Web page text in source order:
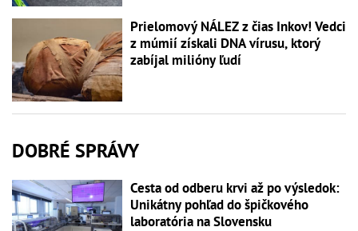
Prielomový NÁLEZ z čias Inkov! Vedci
z múmií získali DNA vírusu, ktorý
zabíjal milióny ľudí
DOBRÉ SPRÁVY
Cesta od odberu krvi až po výsledok:
Unikátny pohľad do špičkového
laboratória na Slovensku